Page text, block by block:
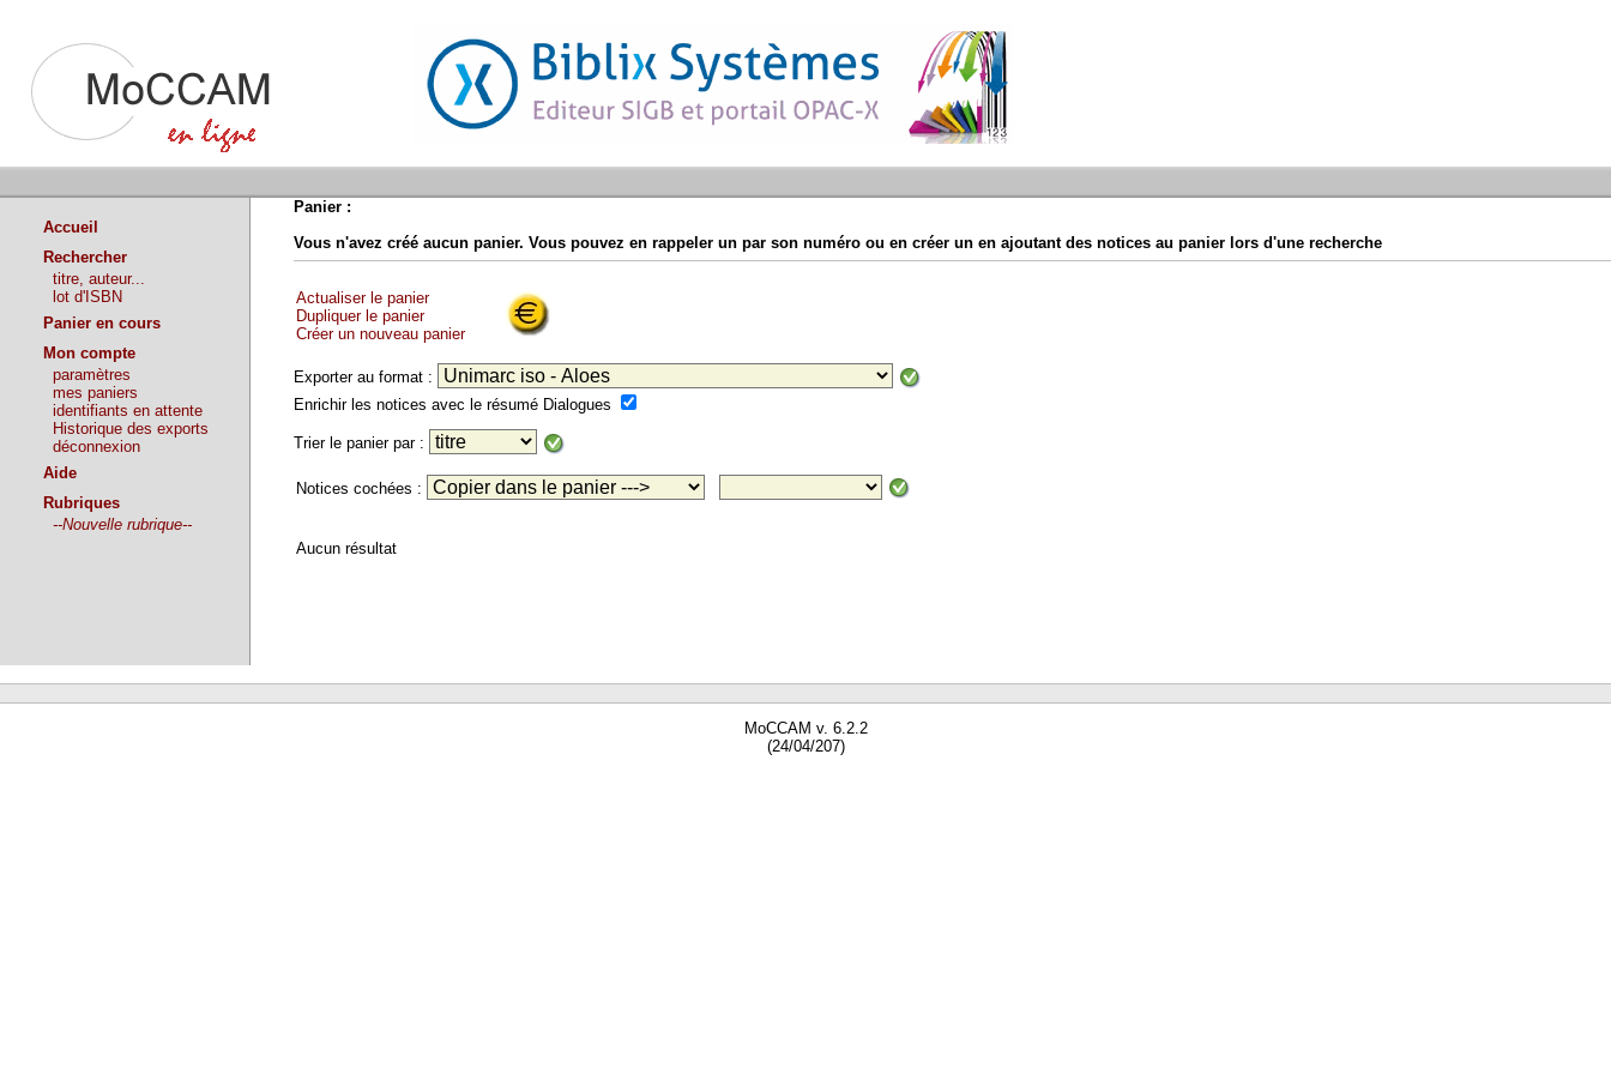
Accueil
Rechercher
titre, auteur...
lot d'ISBN
Panier en cours
Mon compte
paramètres
mes paniers
identifiants en attente
Historique des exports
déconnexion
Aide
Rubriques
--Nouvelle rubrique--
Panier :
Vous n'avez créé aucun panier. Vous pouvez en rappeler un par son numéro ou en créer un en ajoutant des notices au panier lors d'une recherche
Actualiser le panier
Dupliquer le panier
Créer un nouveau panier
Exporter au format :
Enrichir les notices avec le résumé Dialogues
Trier le panier par :
Notices cochées :
Aucun résultat
MoCCAM v. 6.2.2
(24/04/207)